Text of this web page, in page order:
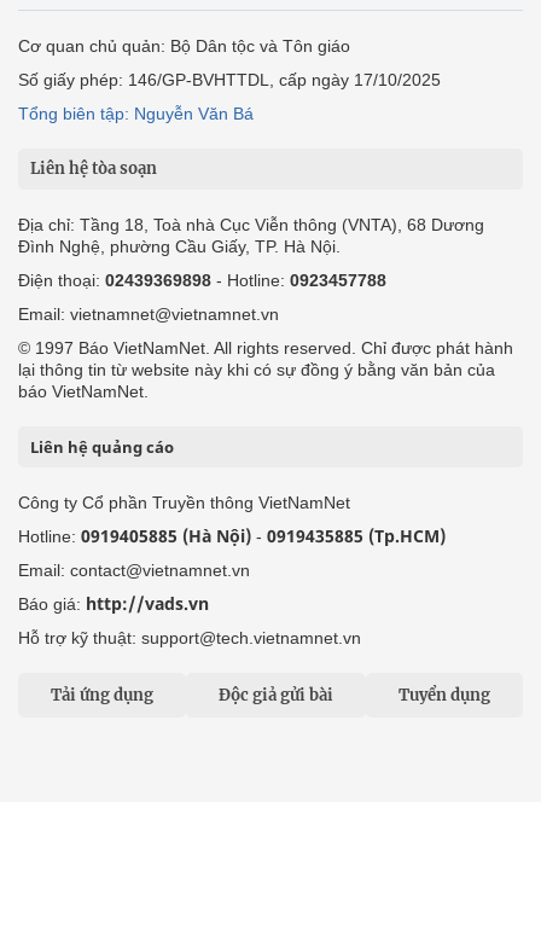
Cơ quan chủ quản: Bộ Dân tộc và Tôn giáo
Số giấy phép: 146/GP-BVHTTDL, cấp ngày 17/10/2025
Tổng biên tập: Nguyễn Văn Bá
Liên hệ tòa soạn
Địa chỉ: Tầng 18, Toà nhà Cục Viễn thông (VNTA), 68 Dương
Đình Nghệ, phường Cầu Giấy, TP. Hà Nội.
Điện thoại: 02439369898 - Hotline: 0923457788
Email: vietnamnet@vietnamnet.vn
© 1997 Báo VietNamNet. All rights reserved. Chỉ được phát hành
lại thông tin từ website này khi có sự đồng ý bằng văn bản của
báo VietNamNet.
Liên hệ quảng cáo
Công ty Cổ phần Truyền thông VietNamNet
Hotline: 0919405885 (Hà Nội) - 0919435885 (Tp.HCM)
Email: contact@vietnamnet.vn
Báo giá: http://vads.vn
Hỗ trợ kỹ thuật: support@tech.vietnamnet.vn
Tải ứng dụng Độc giả gửi bài Tuyển dụng